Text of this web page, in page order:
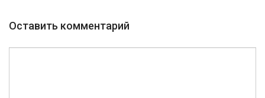
Оставить комментарий